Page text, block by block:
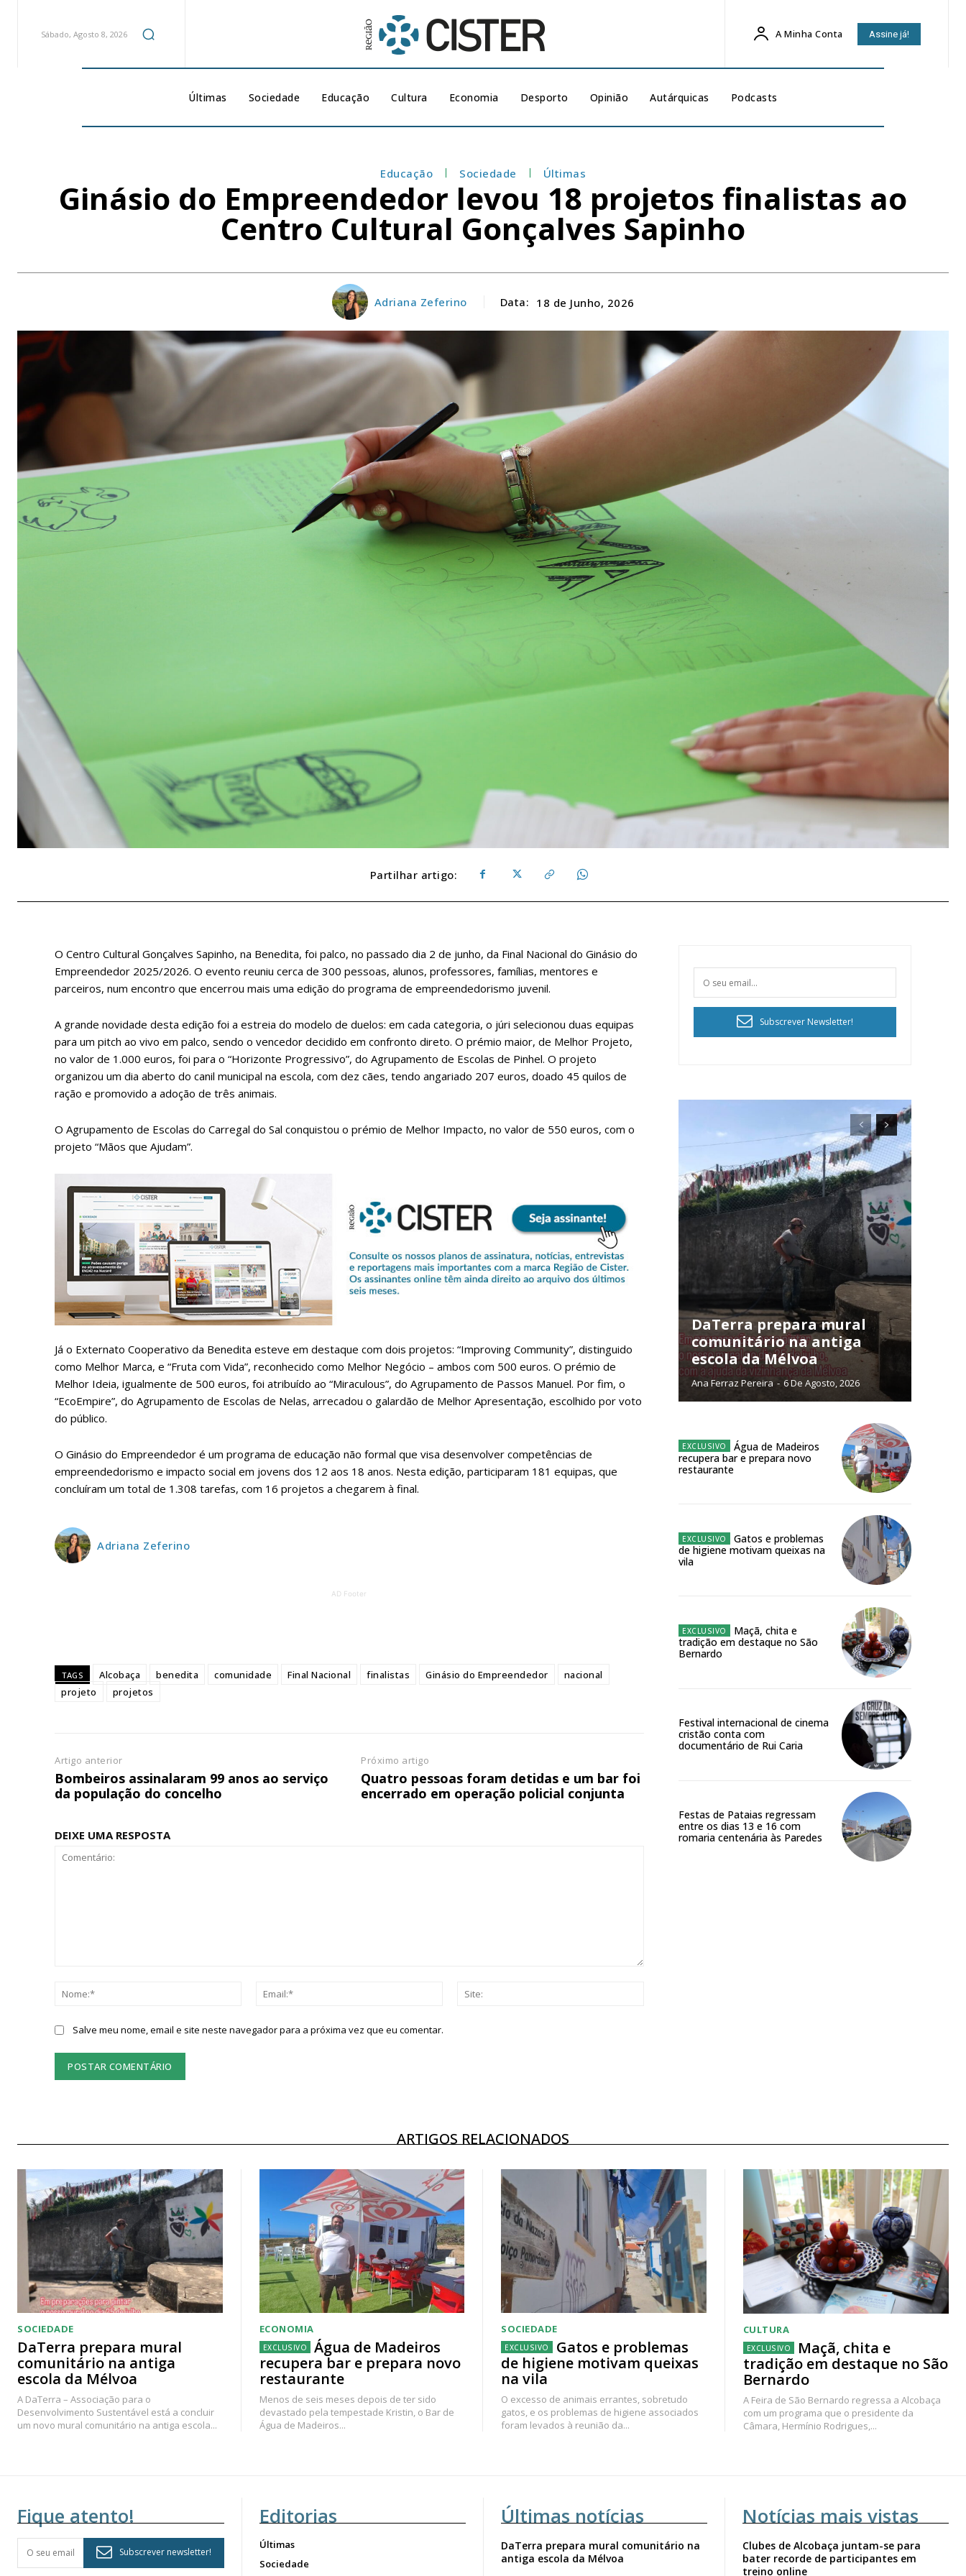
Planos de Assinatura
Faça-se assinante do Região de Cister e ajude-nos a manter este serviço público!
ASSINATURA
32€
12 meses
ASSINATURA
Acesso aos conteúdos Exclusivos para
Sábado, Agosto 8, 2026 A Minha Conta Assine já!
Últimas Sociedade Educação Cultura Economia Desporto Opinião Autárquicas Podcasts
Educação Sociedade Últimas
Ginásio do Empreendedor levou 18 projetos finalistas ao
Centro Cultural Gonçalves Sapinho
Adriana Zeferino Data: 18 de Junho, 2026
Partilhar artigo:
O Centro Cultural Gonçalves Sapinho, na Benedita, foi palco, no passado dia 2 de junho, da Final Nacional do Ginásio do
Empreendedor 2025/2026. O evento reuniu cerca de 300 pessoas, alunos, professores, famílias, mentores e
parceiros, num encontro que encerrou mais uma edição do programa de empreendedorismo juvenil.
A grande novidade desta edição foi a estreia do modelo de duelos: em cada categoria, o júri selecionou duas equipas
para um pitch ao vivo em palco, sendo o vencedor decidido em confronto direto. O prémio maior, de Melhor Projeto,
no valor de 1.000 euros, foi para o “Horizonte Progressivo”, do Agrupamento de Escolas de Pinhel. O projeto
organizou um dia aberto do canil municipal na escola, com dez cães, tendo angariado 207 euros, doado 45 quilos de
ração e promovido a adoção de três animais.
O Agrupamento de Escolas do Carregal do Sal conquistou o prémio de Melhor Impacto, no valor de 550 euros, com o
projeto “Mãos que Ajudam”.
Já o Externato Cooperativo da Benedita esteve em destaque com dois projetos: “Improving Community”, distinguido
como Melhor Marca, e “Fruta com Vida”, reconhecido como Melhor Negócio – ambos com 500 euros. O prémio de
Melhor Ideia, igualmente de 500 euros, foi atribuído ao “Miraculous”, do Agrupamento de Passos Manuel. Por fim, o
“EcoEmpire”, do Agrupamento de Escolas de Nelas, arrecadou o galardão de Melhor Apresentação, escolhido por voto
do público.
O Ginásio do Empreendedor é um programa de educação não formal que visa desenvolver competências de
empreendedorismo e impacto social em jovens dos 12 aos 18 anos. Nesta edição, participaram 181 equipas, que
concluíram um total de 1.308 tarefas, com 16 projetos a chegarem à final.
Adriana Zeferino
AD Footer
TAGS Alcobaça benedita comunidade Final Nacional finalistas Ginásio do Empreendedor
nacional
projeto
projetos
Artigo anterior
Bombeiros assinalaram 99 anos ao serviço
da população do concelho
Próximo artigo
Quatro pessoas foram detidas e um bar foi
encerrado em operação policial conjunta
DEIXE UMA RESPOSTA
Nome:*
Email:*
Salve meu nome, email e site neste navegador para a próxima vez que eu comentar.
Subscrever Newsletter!
DaTerra prepara mural
comunitário na antiga
escola da Mélvoa
Ana Ferraz Pereira - 6 De Agosto, 2026
Água de Madeiros
recupera bar e prepara novo
restaurante
Gatos e problemas
de higiene motivam queixas na
vila
Maçã, chita e
tradição em destaque no São
Bernardo
Festival internacional de cinema
cristão conta com
documentário de Rui Caria
Festas de Pataias regressam
entre os dias 13 e 16 com
romaria centenária às Paredes
ARTIGOS RELACIONADOS
SOCIEDADE
DaTerra prepara mural
comunitário na antiga
escola da Mélvoa
A DaTerra – Associação para o
Desenvolvimento Sustentável está a concluir
um novo mural comunitário na antiga escola...
ECONOMIA
Água de Madeiros
recupera bar e prepara novo
restaurante
Menos de seis meses depois de ter sido
devastado pela tempestade Kristin, o Bar de
Água de Madeiros...
SOCIEDADE
Gatos e problemas
de higiene motivam queixas
na vila
O excesso de animais errantes, sobretudo
gatos, e os problemas de higiene associados
foram levados à reunião da...
CULTURA
Maçã, chita e
tradição em destaque no São
Bernardo
A Feira de São Bernardo regressa a Alcobaça
com um programa que o presidente da
Câmara, Hermínio Rodrigues,...
Fique atento!
Subscrever newsletter!
Editorias
Últimas
Sociedade
Últimas notícias
DaTerra prepara mural comunitário na
antiga escola da Mélvoa
Notícias mais vistas
Clubes de Alcobaça juntam-se para
bater recorde de participantes em
treino online